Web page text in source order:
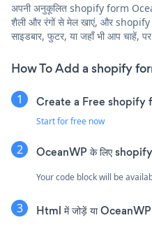
अपनी अनुकूलित shopify form
शैली और रंगों से मेल खाएं, और
साइडबार, फुटर, या जहाँ भी आप चाहें,
How To Add a shopify
Create a Free shopify
Start for free now
OceanWP के लिए shopify
Your code block will be
Html में जोड़ें या OceanWP